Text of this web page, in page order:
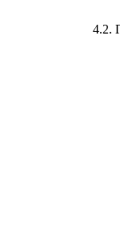
4.2.